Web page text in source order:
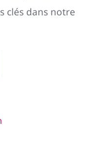
clés dans notre